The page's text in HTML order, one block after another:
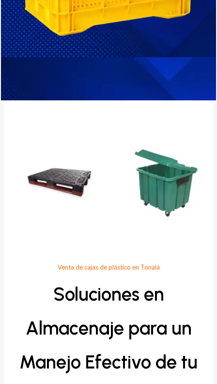
Venta de cajas de plástico en Tonalá
Soluciones en
Almacenaje para un
Manejo Efectivo de tu